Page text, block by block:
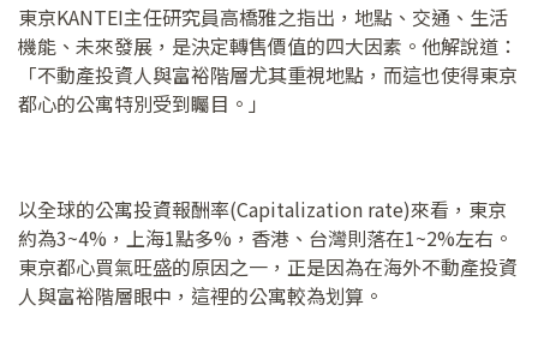
東京KANTEI主任研究員高橋雅之指出，地點、交通、生活
機能、未來發展，是決定轉售價值的四大因素。他解說道：
「不動產投資人與富裕階層尤其重視地點，而這也使得東京
都心的公寓特別受到矚目。」
以全球的公寓投資報酬率(Capitalization rate)來看，東京
約為3~4%，上海1點多%，香港、台灣則落在1~2%左右。
東京都心買氣旺盛的原因之一，正是因為在海外不動產投資
人與富裕階層眼中，這裡的公寓較為划算。